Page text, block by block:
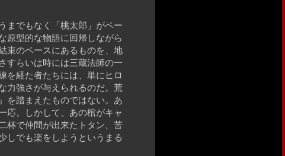
までもなく「桃太郎」がベー
原型的な物語に回帰しながら
束のベースにあるものを、地
すらいは時には三蔵法師の一
を経た者たちには、単にヒロ
力強さが与えられるのだ。荒
』を踏まえたものではない。あ
応。しかして、あの棺がキャ
杯で仲間が出来たトタン、苦
しでも楽をしようというまる